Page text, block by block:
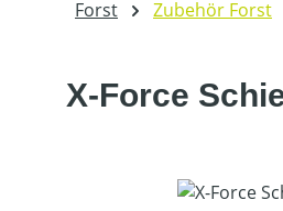
Forst Zubehör Forst
X-Force
Bildergalerie überspringen